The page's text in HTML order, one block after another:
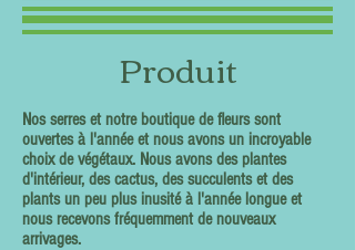
Produit
Nos serres et notre boutique de fleurs sont
ouvertes à l'année et nous avons un incroyable
choix de végétaux. Nous avons des plantes
d'intérieur, des cactus, des succulents et des
plants un peu plus inusité à l'année longue et
nous recevons fréquemment de nouveaux
arrivages.